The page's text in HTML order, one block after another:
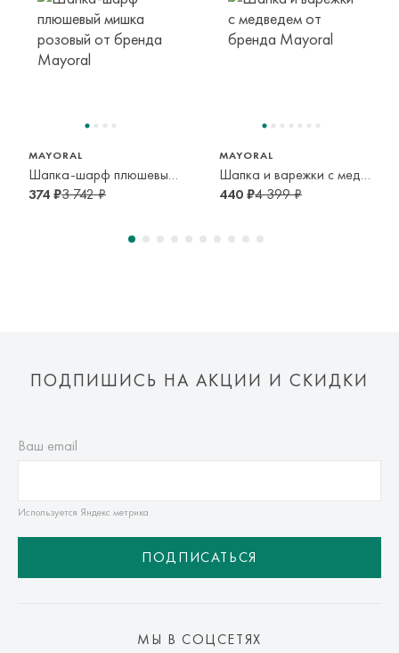
транспортной компании. Доставка осуществляется в срок и
по тарифам транспортной компании.
Оплата осуществляется онлайн банковскими картами Visa,
MAYORAL
Шапка-шарф плюшевый мишка розовый
374 ₽3 742 ₽
MAYORAL
Шапка и варежки с медведем
440 ₽4 399 ₽
ПОДПИШИСЬ НА АКЦИИ И СКИДКИ
Ваш email
Используется Яндекс метрика
ПОДПИСАТЬСЯ
МЫ В СОЦСЕТЯХ